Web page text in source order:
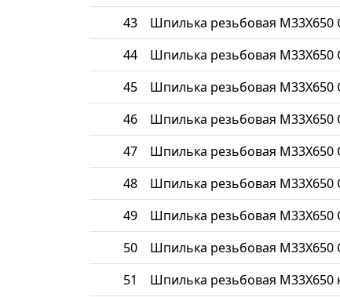
43 Шпилька резьбовая М33Х650
44 Шпилька резьбовая М33Х650
45 Шпилька резьбовая М33Х650
46 Шпилька резьбовая М33Х650
47 Шпилька резьбовая М33Х650
48 Шпилька резьбовая М33Х650
49 Шпилька резьбовая М33Х650
50 Шпилька резьбовая М33Х650
51 Шпилька резьбовая М33Х650